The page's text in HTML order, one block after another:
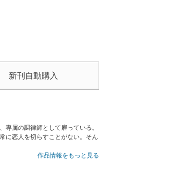
新刊自動購入
属の調律師として雇っている。
に恋人を切らすことがない。そん
作品情報をもっと見る